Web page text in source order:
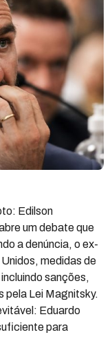
Edilson
um debate que
a denúncia, o ex-
medidas de
sanções,
pela Lei Magnitsky.
Eduardo
para